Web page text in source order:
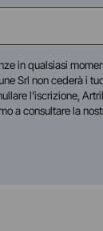
in qualsiasi
Srl non cederà i
l’iscrizione,
a consultare la